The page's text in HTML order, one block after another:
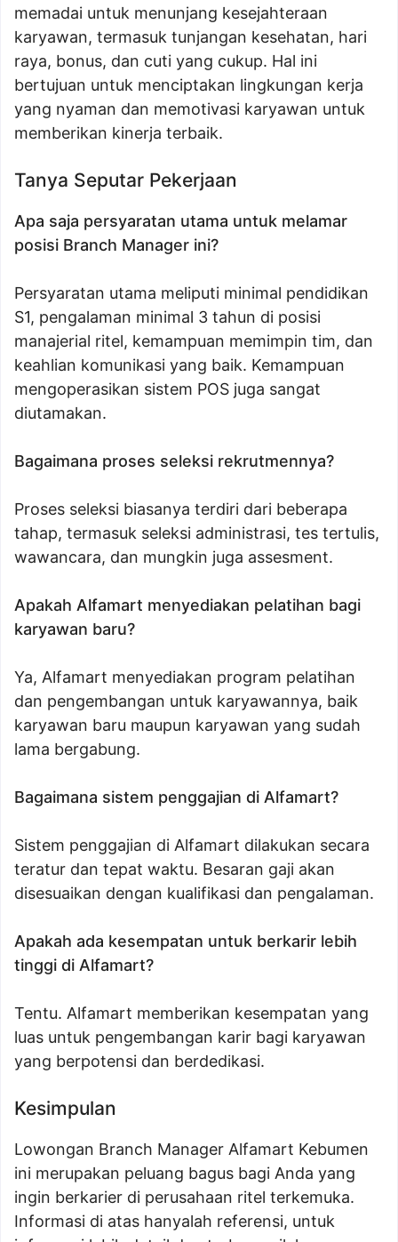
memadai untuk menunjang kesejahteraan
karyawan, termasuk tunjangan kesehatan, hari
raya, bonus, dan cuti yang cukup. Hal ini
bertujuan untuk menciptakan lingkungan kerja
yang nyaman dan memotivasi karyawan untuk
memberikan kinerja terbaik.
Tanya Seputar Pekerjaan
Apa saja persyaratan utama untuk melamar
posisi Branch Manager ini?
Persyaratan utama meliputi minimal pendidikan
S1, pengalaman minimal 3 tahun di posisi
manajerial ritel, kemampuan memimpin tim, dan
keahlian komunikasi yang baik. Kemampuan
mengoperasikan sistem POS juga sangat
diutamakan.
Bagaimana proses seleksi rekrutmennya?
Proses seleksi biasanya terdiri dari beberapa
tahap, termasuk seleksi administrasi, tes tertulis,
wawancara, dan mungkin juga assesment.
Apakah Alfamart menyediakan pelatihan bagi
karyawan baru?
Ya, Alfamart menyediakan program pelatihan
dan pengembangan untuk karyawannya, baik
karyawan baru maupun karyawan yang sudah
lama bergabung.
Bagaimana sistem penggajian di Alfamart?
Sistem penggajian di Alfamart dilakukan secara
teratur dan tepat waktu. Besaran gaji akan
disesuaikan dengan kualifikasi dan pengalaman.
Apakah ada kesempatan untuk berkarir lebih
tinggi di Alfamart?
Tentu. Alfamart memberikan kesempatan yang
luas untuk pengembangan karir bagi karyawan
yang berpotensi dan berdedikasi.
Kesimpulan
Lowongan Branch Manager Alfamart Kebumen
ini merupakan peluang bagus bagi Anda yang
ingin berkarier di perusahaan ritel terkemuka.
Informasi di atas hanyalah referensi, untuk